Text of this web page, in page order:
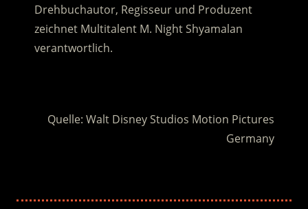
Drehbuchautor, Regisseur und Produzent
zeichnet Multitalent M. Night Shyamalan
verantwortlich.
Quelle: Walt Disney Studios Motion Pictures
Germany